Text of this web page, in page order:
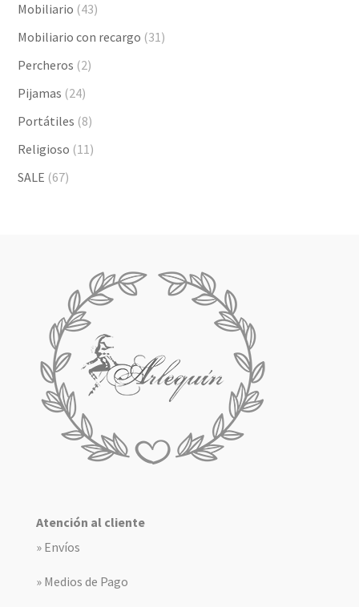
Mobiliario (43)
Mobiliario con recargo (31)
Percheros (2)
Pijamas (24)
Portátiles (8)
Religioso (11)
SALE (67)
Atención al cliente
» Envíos
» Medios de Pago